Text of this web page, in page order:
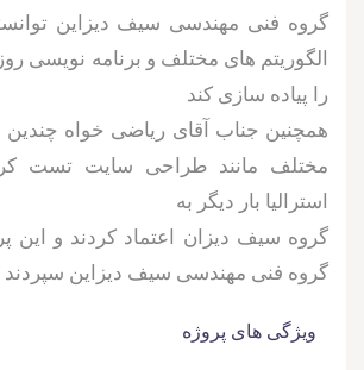
گروه فنی مهندسی سیف دیزاین
الگوریتم های مختلف و برنامه نویسی
را پیاده سازی کند
همچنین جناب آقای ریاضی خواه چندین
مختلف مانند طراحی سایت تست
استرالیا بار دیگر به
گروه سیف دیزان اعتماد کردند و این
گروه فنی مهندسی سیف دیزاین سپردند
ویژگی های پروژه